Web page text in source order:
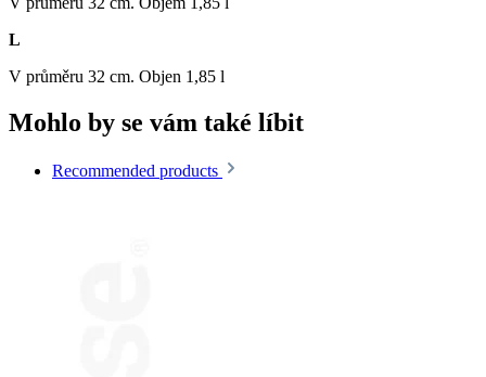
L
V průměru 32 cm. Objen 1,85 l
Mohlo by se vám také líbit
Recommended products